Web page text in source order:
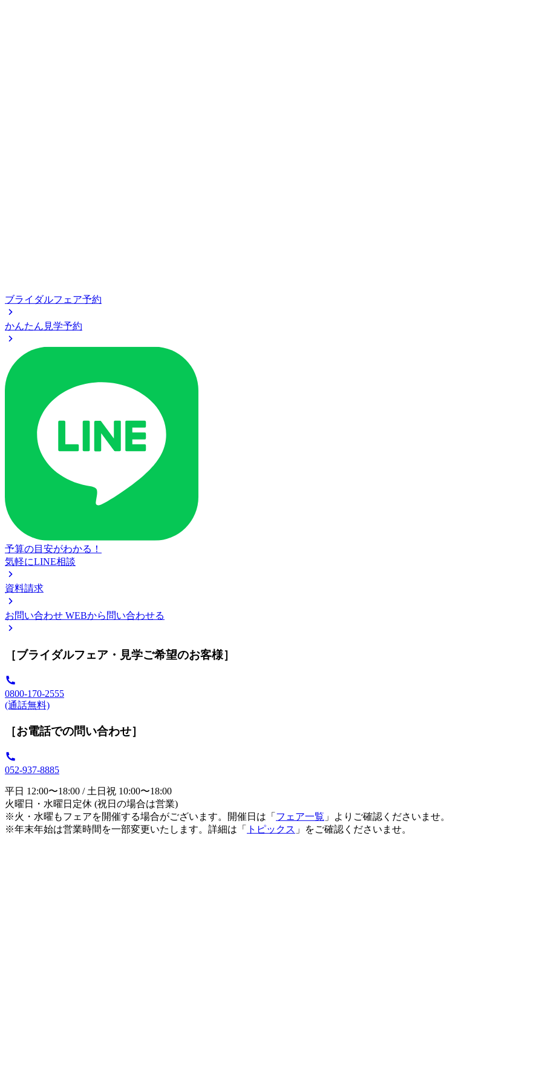
ブライダルフェア予約
かんたん見学予約
予算の目安がわかる！
気軽にLINE相談
資料請求
お問い合わせ WEBから問い合わせる
［ブライダルフェア・見学ご希望のお客様］
0800-170-2555
(通話無料)
［お電話での問い合わせ］
052-937-8885
平日 12:00〜18:00 / 土日祝 10:00〜18:00
火曜日・水曜日定休 (祝日の場合は営業)
※火・水曜もフェアを開催する場合がございます。開催日は「 フェア一覧 」よりご確認くださいませ。
※年末年始は営業時間を一部変更いたします。詳細は「
トピックス 」をご確認くださいませ。